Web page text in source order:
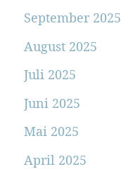
September 2025
August 2025
Juli 2025
Juni 2025
Mai 2025
April 2025